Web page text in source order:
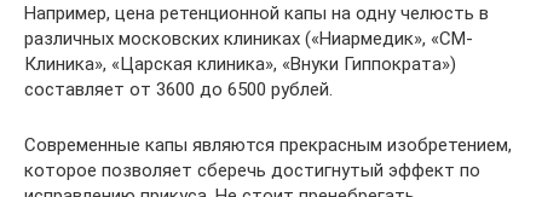
Например, цена ретенционной капы на одну челюсть в
различных московских клиниках («Ниармедик», «СМ-
Клиника», «Царская клиника», «Внуки Гиппократа»)
составляет от 3600 до 6500 рублей.
Современные капы являются прекрасным изобретением,
которое позволяет сберечь достигнутый эффект по